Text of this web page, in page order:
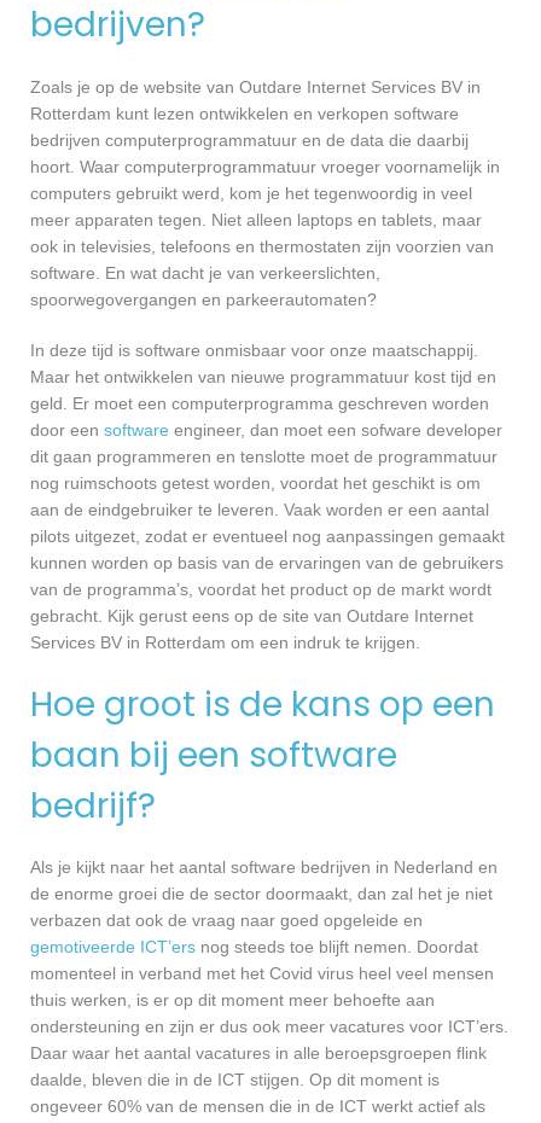
bedrijven?
Zoals je op de website van Outdare Internet Services BV in
Rotterdam kunt lezen ontwikkelen en verkopen software
bedrijven computerprogrammatuur en de data die daarbij
hoort. Waar computerprogrammatuur vroeger voornamelijk in
computers gebruikt werd, kom je het tegenwoordig in veel
meer apparaten tegen. Niet alleen laptops en tablets, maar
ook in televisies, telefoons en thermostaten zijn voorzien van
software. En wat dacht je van verkeerslichten,
spoorwegovergangen en parkeerautomaten?
In deze tijd is software onmisbaar voor onze maatschappij.
Maar het ontwikkelen van nieuwe programmatuur kost tijd en
geld. Er moet een computerprogramma geschreven worden
door een software engineer, dan moet een sofware developer
dit gaan programmeren en tenslotte moet de programmatuur
nog ruimschoots getest worden, voordat het geschikt is om
aan de eindgebruiker te leveren. Vaak worden er een aantal
pilots uitgezet, zodat er eventueel nog aanpassingen gemaakt
kunnen worden op basis van de ervaringen van de gebruikers
van de programma’s, voordat het product op de markt wordt
gebracht. Kijk gerust eens op de site van Outdare Internet
Services BV in Rotterdam om een indruk te krijgen.
Hoe groot is de kans op een
baan bij een software
bedrijf?
Als je kijkt naar het aantal software bedrijven in Nederland en
de enorme groei die de sector doormaakt, dan zal het je niet
verbazen dat ook de vraag naar goed opgeleide en
gemotiveerde ICT’ers nog steeds toe blijft nemen. Doordat
momenteel in verband met het Covid virus heel veel mensen
thuis werken, is er op dit moment meer behoefte aan
ondersteuning en zijn er dus ook meer vacatures voor ICT’ers.
Daar waar het aantal vacatures in alle beroepsgroepen flink
daalde, bleven die in de ICT stijgen. Op dit moment is
ongeveer 60% van de mensen die in de ICT werkt actief als